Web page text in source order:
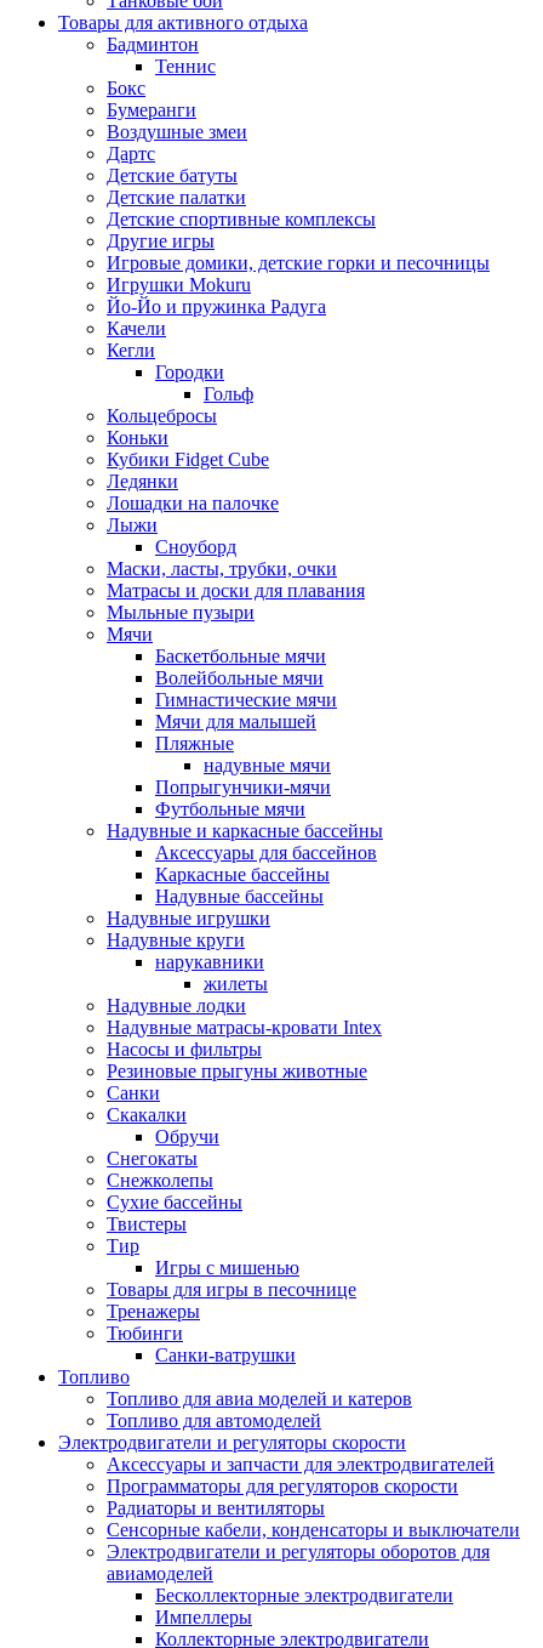
Товары для активного отдыха
Бадминтон
Теннис
Бокс
Бумеранги
Воздушные змеи
Дартс
Детские батуты
Детские палатки
Детские спортивные комплексы
Другие игры
Игровые домики, детские горки и песочницы
Игрушки Mokuru
Йо-Йо и пружинка Радуга
Качели
Кегли
Городки
Гольф
Кольцебросы
Коньки
Кубики Fidget Cube
Ледянки
Лошадки на палочке
Лыжи
Сноуборд
Маски, ласты, трубки, очки
Матрасы и доски для плавания
Мыльные пузыри
Мячи
Баскетбольные мячи
Волейбольные мячи
Гимнастические мячи
Мячи для малышей
Пляжные
надувные мячи
Попрыгунчики-мячи
Футбольные мячи
Надувные и каркасные бассейны
Аксессуары для бассейнов
Каркасные бассейны
Надувные бассейны
Надувные игрушки
Надувные круги
нарукавники
жилеты
Надувные лодки
Надувные матрасы-кровати Intex
Насосы и фильтры
Резиновые прыгуны животные
Санки
Скакалки
Обручи
Снегокаты
Снежколепы
Сухие бассейны
Твистеры
Тир
Игры с мишенью
Товары для игры в песочнице
Тренажеры
Тюбинги
Санки-ватрушки
Топливо
Топливо для авиа моделей и катеров
Топливо для автомоделей
Электродвигатели и регуляторы скорости
Аксессуары и запчасти для электродвигателей
Программаторы для регуляторов скорости
Радиаторы и вентиляторы
Сенсорные кабели, конденсаторы и выключатели
Электродвигатели и регуляторы оборотов для
авиамоделей
Бесколлекторные электродвигатели
Импеллеры
Коллекторные электродвигатели